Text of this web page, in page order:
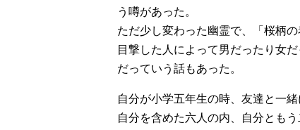
う噂があった。
ただ少し変わった幽霊で、「桜柄
目撃した人によって男だったり女
だっていう話もあった。
自分が小学五年生の時、友達と一緒
自分を含めた六人の内、自分とも